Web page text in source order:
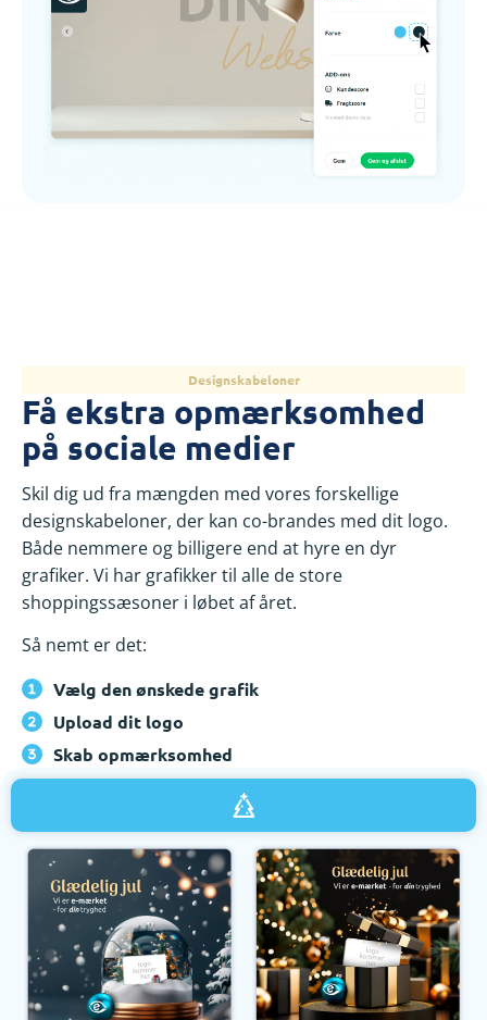
Designskabeloner
Få ekstra opmærksomhed
på sociale medier
Skil dig ud fra mængden med vores forskellige
designskabeloner, der kan co-brandes med dit logo.
Både nemmere og billigere end at hyre en dyr
grafiker. Vi har grafikker til alle de store
shoppingssæsoner i løbet af året.
Så nemt er det:
Vælg den ønskede grafik
Upload dit logo
Skab opmærksomhed